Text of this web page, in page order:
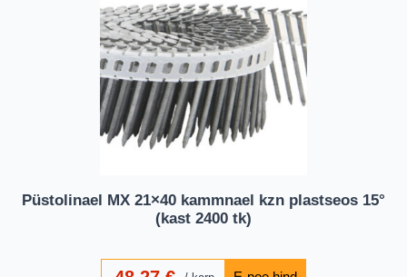
Püstolinael MX 21×40 kammnael kzn plastseos 15°
(kast 2400 tk)